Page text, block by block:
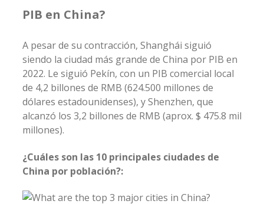
PIB en China?
A pesar de su contracción, Shanghái siguió
siendo la ciudad más grande de China por PIB en
2022. Le siguió Pekín, con un PIB comercial local
de 4,2 billones de RMB (624.500 millones de
dólares estadounidenses), y Shenzhen, que
alcanzó los 3,2 billones de RMB (aprox. $ 475.8 mil
millones).
¿Cuáles son las 10 principales ciudades de
China por población?: